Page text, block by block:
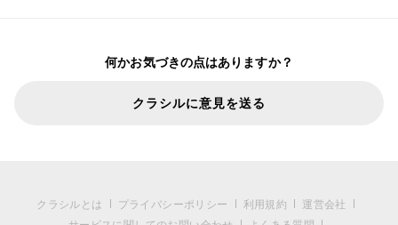
何かお気づきの点はありますか？
クラシルに意見を送る
クラシルとは プライバシーポリシー 利用規約
運営会社